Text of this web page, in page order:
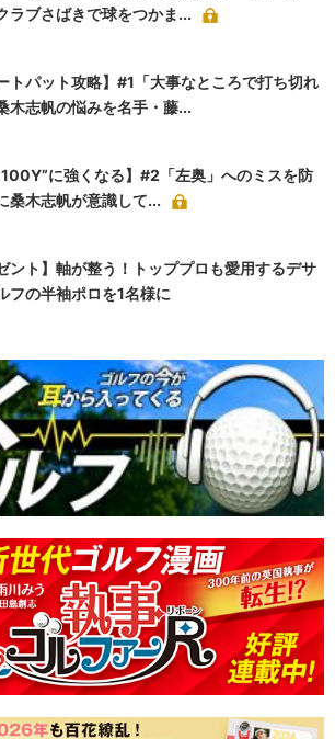
ラブさばきで球をつかま...
トパット攻略】#1「大事なところで打ち切れ
木志帆の悩みを名手・藤...
100Y”に強くなる】#2「左奥」へのミスを防
桑木志帆が意識して...
ント】軸が整う！トッププロも愛用するデサ
フの半袖ポロを1名様に